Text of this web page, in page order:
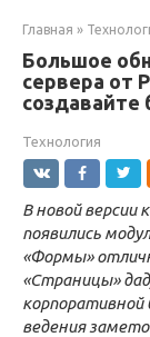
Главная »
Большое
сервера от
создавайте
Технология
Вновой версии
появились
«Формы»
«Страницы»
корпоративной
ведения